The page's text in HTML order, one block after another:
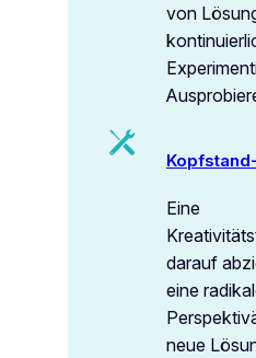
von
Eine
darauf
eine
neue